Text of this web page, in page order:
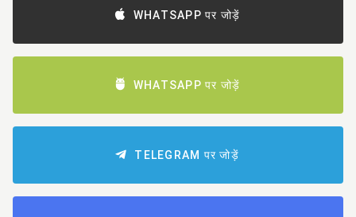
WHATSAPP पर जोड़ें
WHATSAPP पर जोड़ें
TELEGRAM पर जोड़ें